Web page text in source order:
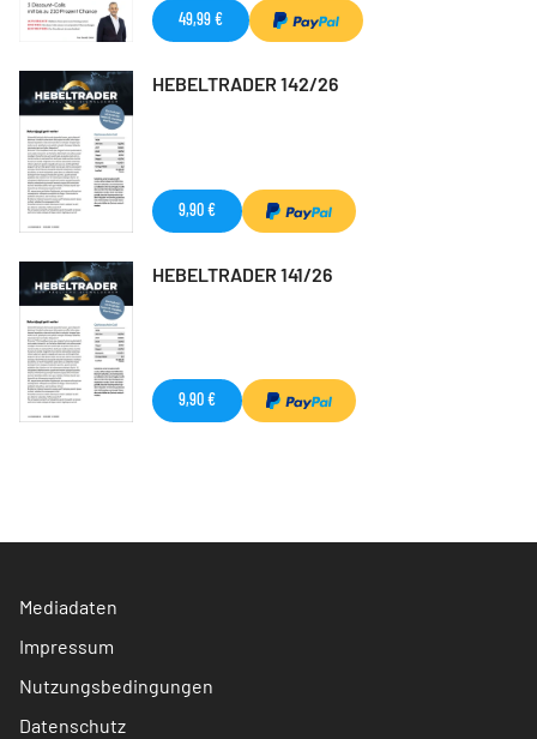
49,99 €
HEBELTRADER 142/26
9,90 €
HEBELTRADER 141/26
9,90 €
Mediadaten
Impressum
Nutzungsbedingungen
Datenschutz